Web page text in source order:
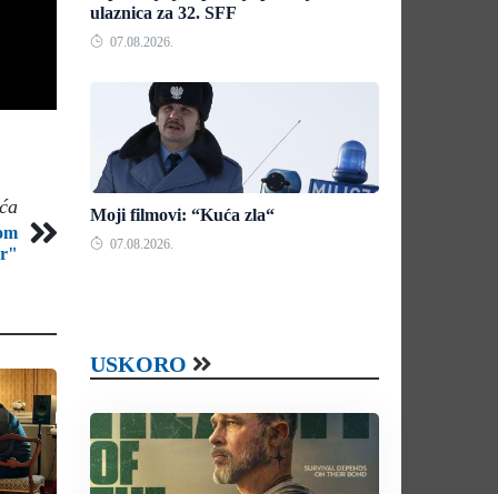
ulaznica za 32. SFF
07.08.2026.
Moji filmovi: “Kuća zla“
07.08.2026.
USKORO